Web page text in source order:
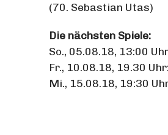
(70. Sebastian Utas)
Die nächsten Spiele:
So., 05.08.18, 13:00
Fr., 10.08.18, 19.30
Mi., 15.08.18, 19:30